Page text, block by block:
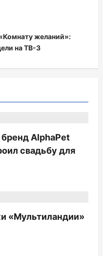
желаний»:
на ТВ-3
бренд AlphaPet
свадьбу для
«Мультиландии»